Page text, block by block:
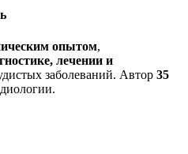
опытом,
лечении и
заболеваний. Автор 35